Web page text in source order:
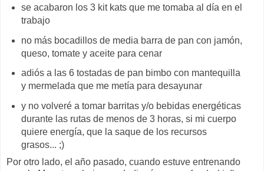
se acabaron los 3 kit kats que me tomaba al día en el
trabajo
no más bocadillos de media barra de pan con jamón,
queso, tomate y aceite para cenar
adiós a las 6 tostadas de pan bimbo con mantequilla
y mermelada que me metía para desayunar
y no volveré a tomar barritas y/o bebidas energéticas
durante las rutas de menos de 3 horas, si mi cuerpo
quiere energía, que la saque de los recursos
grasos... ;)
Por otro lado, el año pasado, cuando estuve entrenando